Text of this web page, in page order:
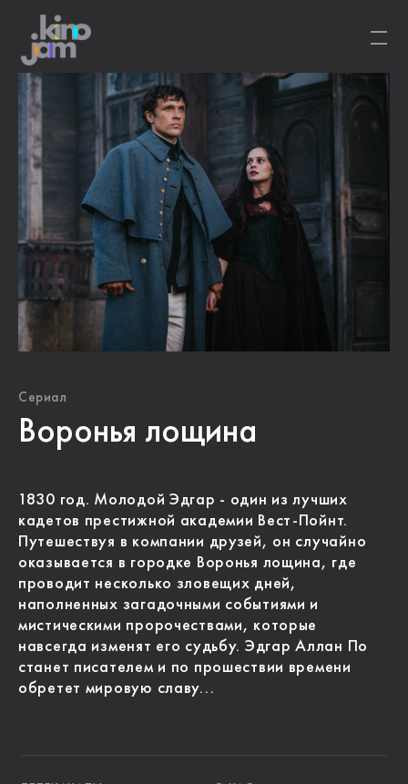
Сериал
Воронья лощина
1830 год. Молодой Эдгар - один из лучших
кадетов престижной академии Вест-Пойнт.
Путешествуя в компании друзей, он случайно
оказывается в городке Воронья лощина, где
проводит несколько зловещих дней,
наполненных загадочными событиями и
мистическими пророчествами, которые
навсегда изменят его судьбу. Эдгар Аллан По
станет писателем и по прошествии времени
обретет мировую славу...